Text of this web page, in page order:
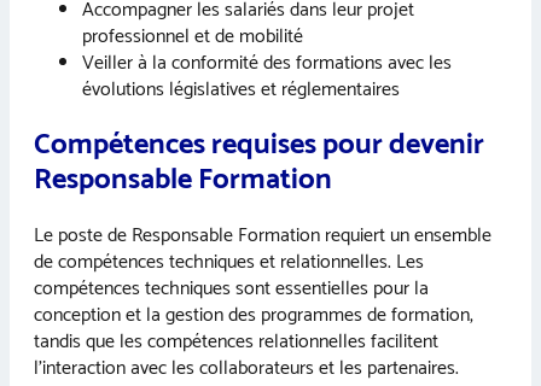
Accompagner les salariés dans leur projet
professionnel et de mobilité
Veiller à la conformité des formations avec les
évolutions législatives et réglementaires
Compétences requises pour devenir
Responsable Formation
Le poste de Responsable Formation requiert un ensemble
de compétences techniques et relationnelles. Les
compétences techniques sont essentielles pour la
conception et la gestion des programmes de formation,
tandis que les compétences relationnelles facilitent
l’interaction avec les collaborateurs et les partenaires.